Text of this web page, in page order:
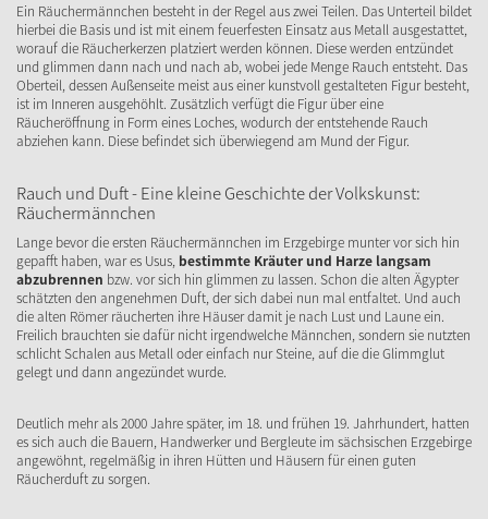
Ein Räuchermännchen besteht in der Regel aus zwei Teilen. Das Unterteil bildet
hierbei die Basis und ist mit einem feuerfesten Einsatz aus Metall ausgestattet,
worauf die Räucherkerzen platziert werden können. Diese werden entzündet
und glimmen dann nach und nach ab, wobei jede Menge Rauch entsteht. Das
Oberteil, dessen Außenseite meist aus einer kunstvoll gestalteten Figur besteht,
ist im Inneren ausgehöhlt. Zusätzlich verfügt die Figur über eine
Räucheröffnung in Form eines Loches, wodurch der entstehende Rauch
abziehen kann. Diese befindet sich überwiegend am Mund der Figur.
Rauch und Duft - Eine kleine Geschichte der Volkskunst:
Räuchermännchen
Lange bevor die ersten Räuchermännchen im Erzgebirge munter vor sich hin
gepafft haben, war es Usus, bestimmte Kräuter und Harze langsam
abzubrennen bzw. vor sich hin glimmen zu lassen. Schon die alten Ägypter
schätzten den angenehmen Duft, der sich dabei nun mal entfaltet. Und auch
die alten Römer räucherten ihre Häuser damit je nach Lust und Laune ein.
Freilich brauchten sie dafür nicht irgendwelche Männchen, sondern sie nutzten
schlicht Schalen aus Metall oder einfach nur Steine, auf die die Glimmglut
gelegt und dann angezündet wurde.
Deutlich mehr als 2000 Jahre später, im 18. und frühen 19. Jahrhundert, hatten
es sich auch die Bauern, Handwerker und Bergleute im sächsischen Erzgebirge
angewöhnt, regelmäßig in ihren Hütten und Häusern für einen guten
Räucherduft zu sorgen.